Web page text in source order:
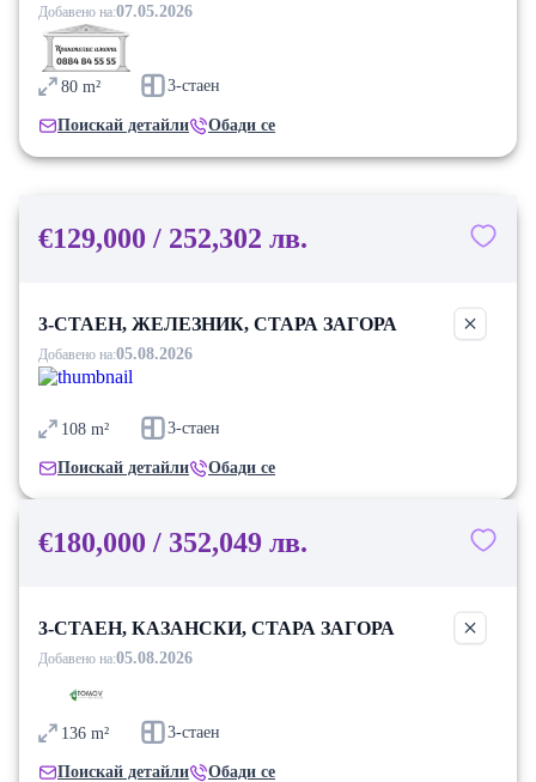
Добавено на:07.05.2026
80 m² 3-стаен
Поискай детайли Обади се
€129,000 / 252,302 лв.
3-СТАЕН, ЖЕЛЕЗНИК, СТАРА ЗАГОРА
Добавено на:05.08.2026
108 m² 3-стаен
Поискай детайли Обади се
€180,000 / 352,049 лв.
3-СТАЕН, КАЗАНСКИ, СТАРА ЗАГОРА
Добавено на:05.08.2026
136 m² 3-стаен
Поискай детайли Обади се